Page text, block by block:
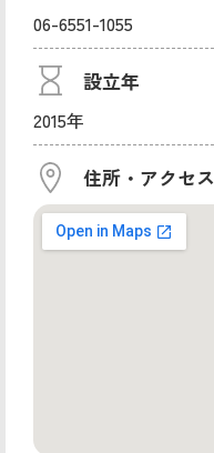
06-6551-1055
設立年
2015年
住所・アクセス